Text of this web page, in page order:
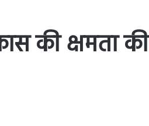
की क्षमता की